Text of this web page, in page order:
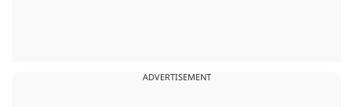
ADVERTISEMENT